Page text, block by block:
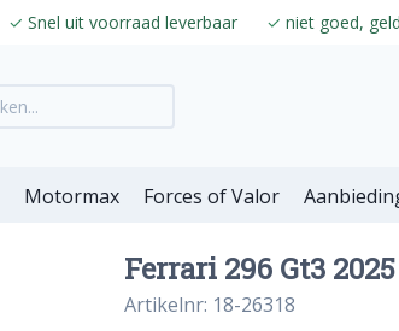
✓ Snel uit voorraad leverbaar ✓ niet goed,
Motormax Forces of Valor
Ferrari 296 Gt3
Artikelnr: 18-26318